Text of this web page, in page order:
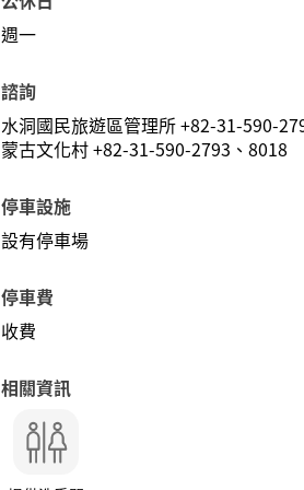
週一
諮詢
水洞國民旅遊區管理所 +82-31-590-
蒙古文化村 +82-31-590-2793、8018
停車設施
設有停車場
停車費
收費
相關資訊